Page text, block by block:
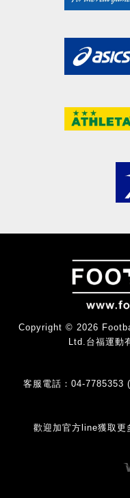
Copyright © 2026
Ltd.台福運動
客服電話：04-7785353
歡迎加官方line獲取更